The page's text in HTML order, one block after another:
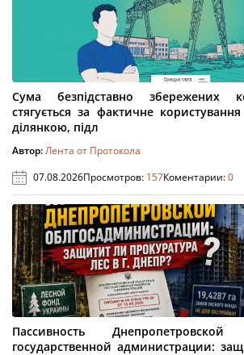
Сума безпідставно збережених
стягується за фактичне
ділянкою, підл
Автор:Лента от Протокола
07.08.2026Просмотров: 157Коментарии:0
Пассивность Днепропетровской
государственной администрации: